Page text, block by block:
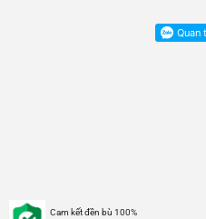
Cam kết đền bù 100%